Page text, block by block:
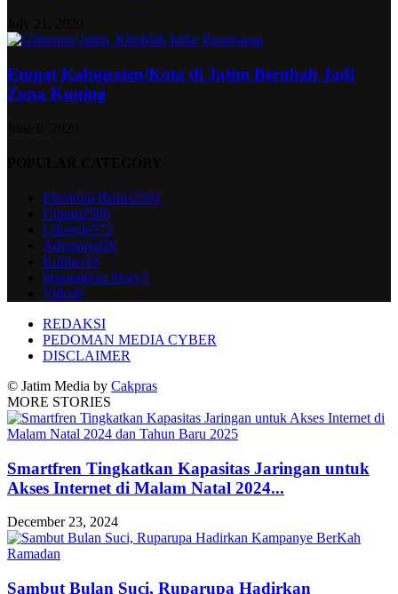
Empat Kabupaten/Kota di Jatim Berubah Jadi
Zona Kuning
Ekonomi Bisnis2592
Umum2500
Lifestyle572
Advetorial26
Kuliner16
Inspirations Story7
Video0
REDAKSI
PEDOMAN MEDIA CYBER
DISCLAIMER
© Jatim Media by Cakpras
MORE STORIES
Smartfren Tingkatkan Kapasitas Jaringan untuk
Akses Internet di Malam Natal 2024...
December 23, 2024
Sambut Bulan Suci, Ruparupa Hadirkan